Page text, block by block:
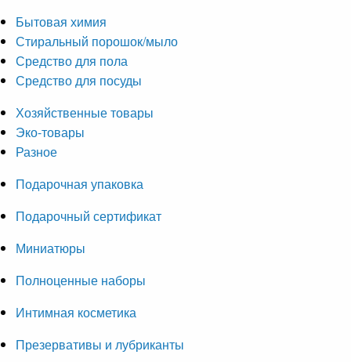
Бытовая химия
Стиральный порошок/мыло
Средство для пола
Средство для посуды
Хозяйственные товары
Эко-товары
Разное
Подарочная упаковка
Подарочный сертификат
Миниатюры
Полноценные наборы
Интимная косметика
Презервативы и лубриканты